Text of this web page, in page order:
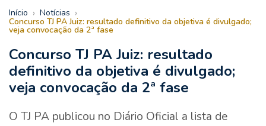
Início › Notícias ›
Concurso TJ PA Juiz: resultado definitivo da objetiva é divulgado;
veja convocação da 2ª fase
Concurso TJ PA Juiz: resultado
definitivo da objetiva é divulgado;
veja convocação da 2ª fase
O TJ PA publicou no Diário Oficial a lista de